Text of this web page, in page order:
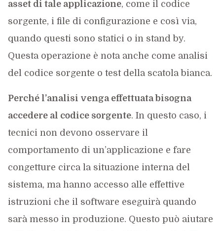
asset di tale applicazione, come il codice
sorgente, i file di configurazione e così via,
quando questi sono statici o in stand by.
Questa operazione è nota anche come analisi
del codice sorgente o test della scatola bianca.
Perché l’analisi venga effettuata bisogna
accedere al codice sorgente. In questo caso, i
tecnici non devono osservare il
comportamento di un’applicazione e fare
congetture circa la situazione interna del
sistema, ma hanno accesso alle effettive
istruzioni che il software eseguirà quando
sarà messo in produzione. Questo può aiutare